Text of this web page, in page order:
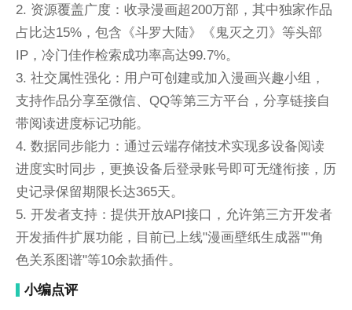
2. 资源覆盖广度：收录漫画超200万部，其中独家作品
占比达15%，包含《斗罗大陆》《鬼灭之刃》等头部
IP，冷门佳作检索成功率高达99.7%。
3. 社交属性强化：用户可创建或加入漫画兴趣小组，
支持作品分享至微信、QQ等第三方平台，分享链接自
带阅读进度标记功能。
4. 数据同步能力：通过云端存储技术实现多设备阅读
进度实时同步，更换设备后登录账号即可无缝衔接，历
史记录保留期限长达365天。
5. 开发者支持：提供开放API接口，允许第三方开发者
开发插件扩展功能，目前已上线"漫画壁纸生成器""角
色关系图谱"等10余款插件。
小编点评